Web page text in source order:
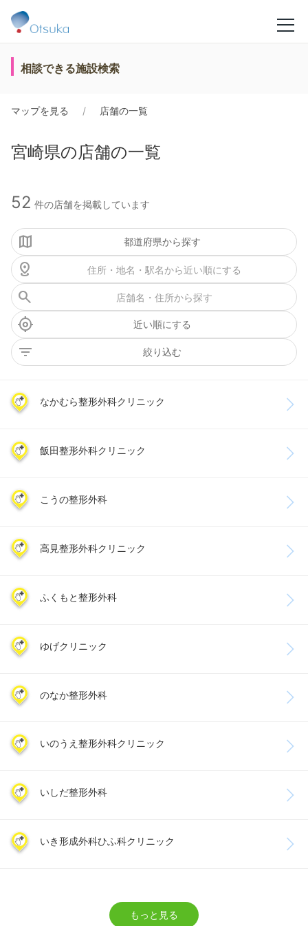
相談できる施設検索
マップを見る 店舗の一覧
宮崎県の店舗の一覧
52 件の店舗を掲載しています
都道府県から探す
近い順にする
絞り込む
なかむら整形外科クリニック
飯田整形外科クリニック
こうの整形外科
高見整形外科クリニック
ふくもと整形外科
ゆげクリニック
のなか整形外科
いのうえ整形外科クリニック
いしだ整形外科
いき形成外科ひふ科クリニック
もっと見る